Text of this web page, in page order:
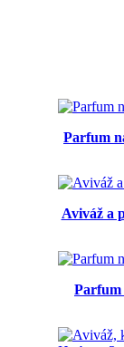
Parfum
Aviváž a
Parfum